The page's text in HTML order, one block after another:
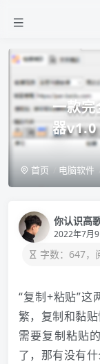
一款完
器v1.0
首页 电脑软件
你认识高
2022年7月9
字数：647，
“复制+粘贴”这
繁，复制和黏
需要复制粘贴
了，那有没有